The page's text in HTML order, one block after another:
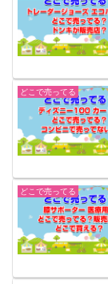
どこで売ってる
どこで売ってる